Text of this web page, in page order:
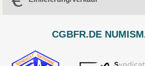
CGBFR.DE